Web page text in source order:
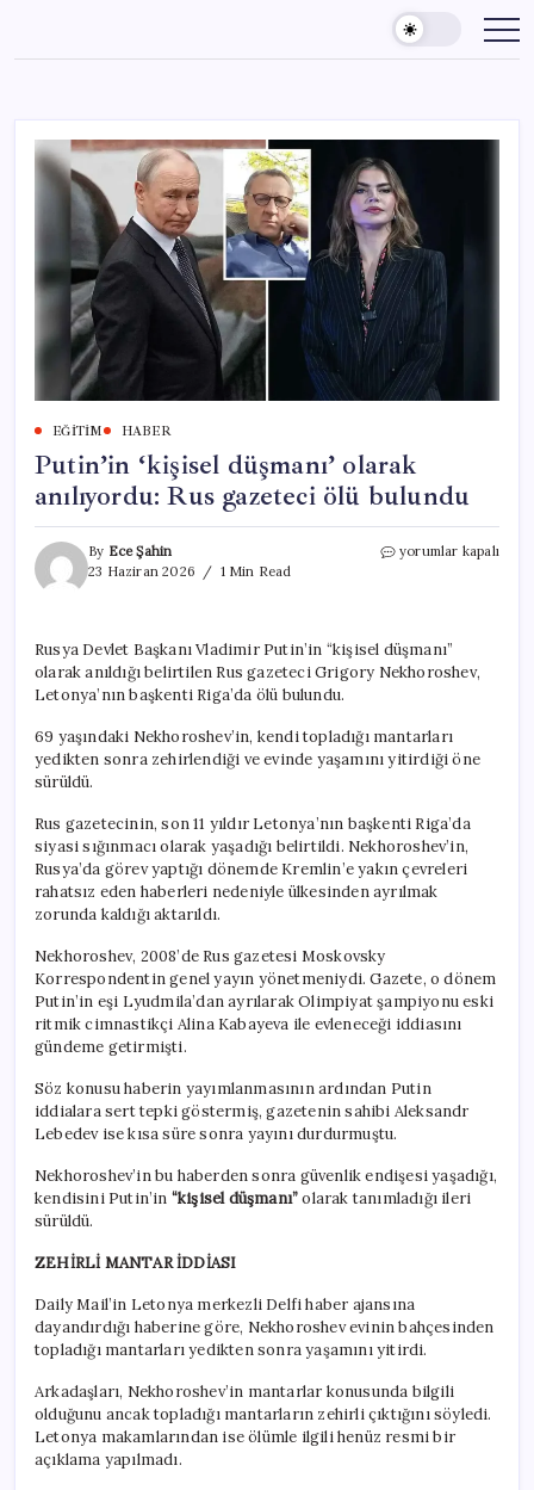
content
EĞITIM HABER
Putin’in ‘kişisel düşmanı’ olarak
anılıyordu: Rus gazeteci ölü bulundu
By Ece Şahin
23 Haziran 2026
1 Min Read
Putin’in
Rus
gazeteci
için
yorumlar kapalı
Rusya Devlet Başkanı Vladimir Putin’in “kişisel düşmanı”
olarak anıldığı belirtilen Rus gazeteci Grigory Nekhoroshev,
Letonya’nın başkenti Riga’da ölü bulundu.
69 yaşındaki Nekhoroshev’in, kendi topladığı mantarları
yedikten sonra zehirlendiği ve evinde yaşamını yitirdiği öne
sürüldü.
Rus gazetecinin, son 11 yıldır Letonya’nın başkenti Riga’da
siyasi sığınmacı olarak yaşadığı belirtildi. Nekhoroshev’in,
Rusya’da görev yaptığı dönemde Kremlin’e yakın çevreleri
rahatsız eden haberleri nedeniyle ülkesinden ayrılmak
zorunda kaldığı aktarıldı.
Nekhoroshev, 2008’de Rus gazetesi Moskovsky
Korrespondentin genel yayın yönetmeniydi. Gazete, o dönem
Putin’in eşi Lyudmila’dan ayrılarak Olimpiyat şampiyonu eski
ritmik cimnastikçi Alina Kabayeva ile evleneceği iddiasını
gündeme getirmişti.
Söz konusu haberin yayımlanmasının ardından Putin
iddialara sert tepki göstermiş, gazetenin sahibi Aleksandr
Lebedev ise kısa süre sonra yayını durdurmuştu.
Nekhoroshev’in bu haberden sonra güvenlik endişesi yaşadığı,
kendisini Putin’in “kişisel düşmanı”olarak tanımladığı ileri
sürüldü.
ZEHİRLİ MANTAR İDDİASI
Daily Mail’in Letonya merkezli Delfi haber ajansına
dayandırdığı haberine göre, Nekhoroshev evinin bahçesinden
topladığı mantarları yedikten sonra yaşamını yitirdi.
Arkadaşları, Nekhoroshev’in mantarlar konusunda bilgili
olduğunu ancak topladığı mantarların zehirli çıktığını söyledi.
Letonya makamlarından ise ölümle ilgili henüz resmi bir
açıklama yapılmadı.